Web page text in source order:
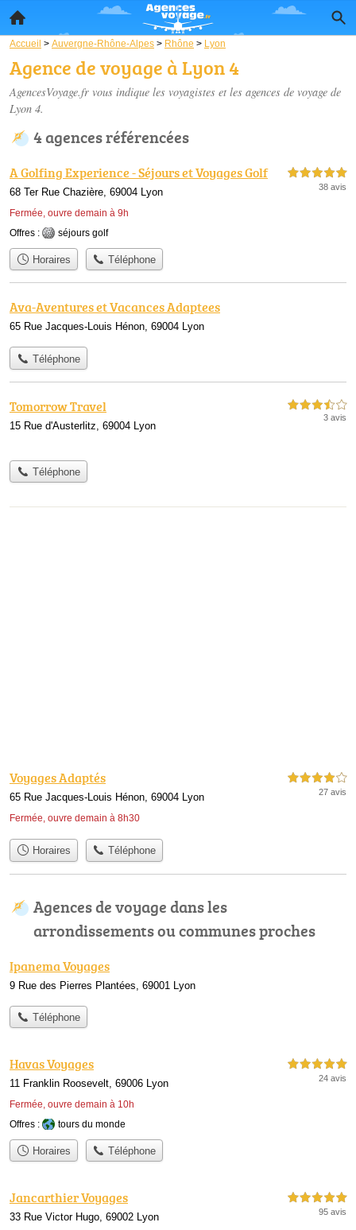
Accueil > Auvergne-Rhône-Alpes > Rhône > Lyon
Agence de voyage à Lyon 4
AgencesVoyage.fr vous indique les voyagistes et les agences de voyage de
Lyon 4.
4 agences référencées
A Golfing Experience - Séjours et Voyages Golf
68 Ter Rue Chazière, 69004 Lyon
Fermée, ouvre demain à 9h
5,0 étoiles sur 5
38 avis
Offres : séjours golf
Horaires Téléphone
Ava-Aventures et Vacances Adaptees
65 Rue Jacques-Louis Hénon, 69004 Lyon
Téléphone
Tomorrow Travel
15 Rue d'Austerlitz, 69004 Lyon
3,5 étoiles sur 5
3 avis
Téléphone
Voyages Adaptés
65 Rue Jacques-Louis Hénon, 69004 Lyon
Fermée, ouvre demain à 8h30
4,0 étoiles sur 5
27 avis
Horaires Téléphone
Agences de voyage dans les
arrondissements ou communes proches
Ipanema Voyages
9 Rue des Pierres Plantées, 69001 Lyon
Téléphone
Havas Voyages
11 Franklin Roosevelt, 69006 Lyon
Fermée, ouvre demain à 10h
5,0 étoiles sur 5
24 avis
Offres : tours du monde
Horaires Téléphone
Jancarthier Voyages
33 Rue Victor Hugo, 69002 Lyon
5,0 étoiles sur 5
95 avis